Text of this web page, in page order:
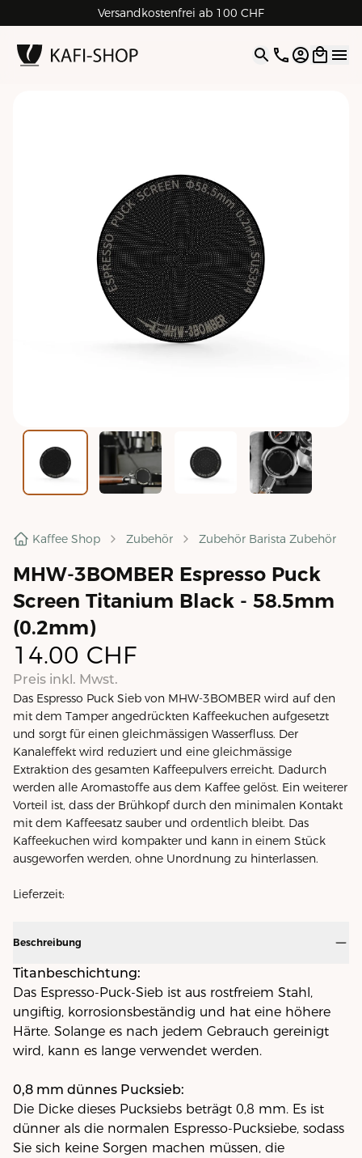
Versandkostenfrei ab 100 CHF
4.9| 5.0 Google
Open
Kaffee Shop Zubehör Zubehör Barista Zubehör
MHW-3BOMBER Espresso Puck
Screen Titanium Black - 58.5mm
(0.2mm)
14.00 CHF
Preis inkl. Mwst.
Das Espresso Puck Sieb von MHW-3BOMBER wird auf den
mit dem Tamper angedrückten Kaffeekuchen aufgesetzt
und sorgt für einen gleichmässigen Wasserfluss. Der
Kanaleffekt wird reduziert und eine gleichmässige
Extraktion des gesamten Kaffeepulvers erreicht. Dadurch
werden alle Aromastoffe aus dem Kaffee gelöst. Ein weiterer
Vorteil ist, dass der Brühkopf durch den minimalen Kontakt
mit dem Kaffeesatz sauber und ordentlich bleibt. Das
Kaffeekuchen wird kompakter und kann in einem Stück
ausgeworfen werden, ohne Unordnung zu hinterlassen.
Lieferzeit:
Beschreibung
Titanbeschichtung:
Das Espresso-Puck-Sieb ist aus rostfreiem Stahl,
ungiftig, korrosionsbeständig und hat eine höhere
Härte. Solange es nach jedem Gebrauch gereinigt
wird, kann es lange verwendet werden.
0,8 mm dünnes Pucksieb:
Die Dicke dieses Pucksiebs beträgt 0,8 mm. Es ist
dünner als die normalen Espresso-Pucksiebe, sodass
Sie sich keine Sorgen machen müssen, die